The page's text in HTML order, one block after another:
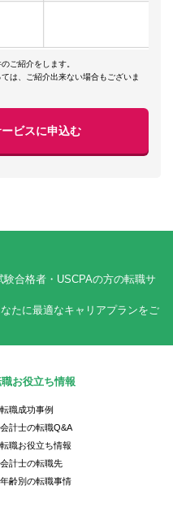
ご紹介をします。
は、ご紹介出来ない場合もございま
ビスに申込む
合格者・USCPAの方の転職サ
たに最適なキャリアプランをご
お役立ち情報
転職成功事例
会計士の転職Q&A
転職お役立ち情報
会計士の転職先
年齢別の転職事情